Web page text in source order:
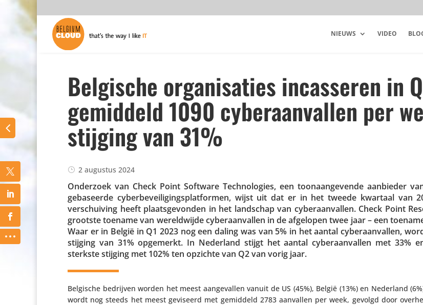
NIEUWS VIDEO
Belgische organisaties incasseren in
gemiddeld 1090 cyberaanvallen per
stijging van 31%
2 augustus 2024
Onderzoek van Check Point Software Tech­no­lo­gies, een toon­aan­ge­vende aanbieder
geba­seerde cyber­be­vei­li­gings­plat­formen, wijst uit dat er in het tweede kwartaal van
verschui­ving heeft plaats­ge­vonden in het landschap van cyber­aan­vallen. Check Point
grootste toename van wereld­wijde cyber­aan­vallen in de afgelopen twee jaar – een
Waar er in België in Q1 2023 nog een daling was van 5% in het aantal cyber­aan­vallen,
stijging van 31% opgemerkt. In Nederland stijgt het aantal cyber­aan­vallen met 33%
sterkste stijging met 102% ten opzichte van Q2 van vorig jaar.
Belgische bedrijven worden het meest aange­vallen vanuit de US (45%), België (13%) en Nederland
wordt nog steeds het meest geviseerd met gemiddeld 2783 aanvallen per week, gevolgd door